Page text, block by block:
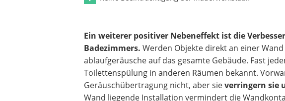
Ein weiterer positiver Nebeneffekt ist die
Badezimmers. Werden Objekte direkt an einer
ablaufgeräusche auf das gesamte Gebäude. Fast
Toilettenspülung in anderen Räumen bekannt.
Geräuschübertragung nicht, aber sieverringern sie
Wand liegende Installation vermindert die